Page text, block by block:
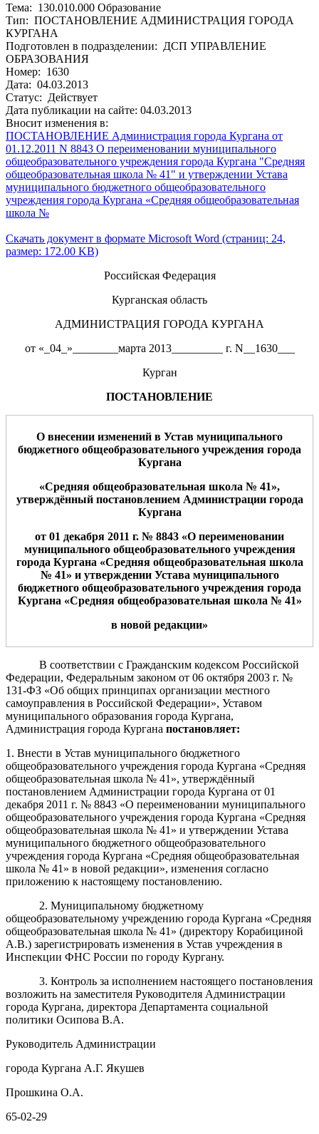
Тема: 130.010.000 Образование
Тип: ПОСТАНОВЛЕНИЕ АДМИНИСТРАЦИЯ ГОРОДА
КУРГАНА
Подготовлен в подразделении: ДСП УПРАВЛЕНИЕ
ОБРАЗОВАНИЯ
Номер: 1630
Дата: 04.03.2013
Статус: Действует
Дата публикации на сайте: 04.03.2013
Вносит изменения в:
ПОСТАНОВЛЕНИЕ Администрация города Кургана от
01.12.2011 N 8843 О переименовании муниципального
общеобразовательного учреждения города Кургана "Средняя
общеобразовательная школа № 41" и утверждении Устава
муниципального бюджетного общеобразовательного
учреждения города Кургана «Средняя общеобразовательная
школа №
Скачать документ в формате Microsoft Word (страниц: 24,
размер: 172.00 KB)
Российская Федерация
Курганская область
АДМИНИСТРАЦИЯ ГОРОДА КУРГАНА
от «_04_»________марта 2013_________ г. N__1630___
Курган
ПОСТАНОВЛЕНИЕ
О внесении изменений в Устав муниципального
бюджетного общеобразовательного учреждения города
Кургана
«Средняя общеобразовательная школа № 41»,
утверждённый постановлением Администрации города
Кургана
от 01 декабря 2011 г. № 8843 «О переименовании
муниципального общеобразовательного учреждения
города Кургана «Средняя общеобразовательная школа
№ 41» и утверждении Устава муниципального
бюджетного общеобразовательного учреждения города
Кургана «Средняя общеобразовательная школа № 41»
в новой редакции»
В соответствии с Гражданским кодексом Российской
Федерации, Федеральным законом от 06 октября 2003 г. №
131-ФЗ «Об общих принципах организации местного
самоуправления в Российской Федерации», Уставом
муниципального образования города Кургана,
Администрация города Кургана постановляет:
1. Внести в Устав муниципального бюджетного
общеобразовательного учреждения города Кургана «Средняя
общеобразовательная школа № 41», утверждённый
постановлением Администрации города Кургана от 01
декабря 2011 г. № 8843 «О переименовании муниципального
общеобразовательного учреждения города Кургана «Средняя
общеобразовательная школа № 41» и утверждении Устава
муниципального бюджетного общеобразовательного
учреждения города Кургана «Средняя общеобразовательная
школа № 41» в новой редакции», изменения согласно
приложению к настоящему постановлению.
2. Муниципальному бюджетному
общеобразовательному учреждению города Кургана «Средняя
общеобразовательная школа № 41» (директору Корабициной
А.В.) зарегистрировать изменения в Устав учреждения в
Инспекции ФНС России по городу Кургану.
3. Контроль за исполнением настоящего постановления
возложить на заместителя Руководителя Администрации
города Кургана, директора Департамента социальной
политики Осипова В.А.
Руководитель Администрации
города Кургана А.Г. Якушев
Прошкина О.А.
65-02-29